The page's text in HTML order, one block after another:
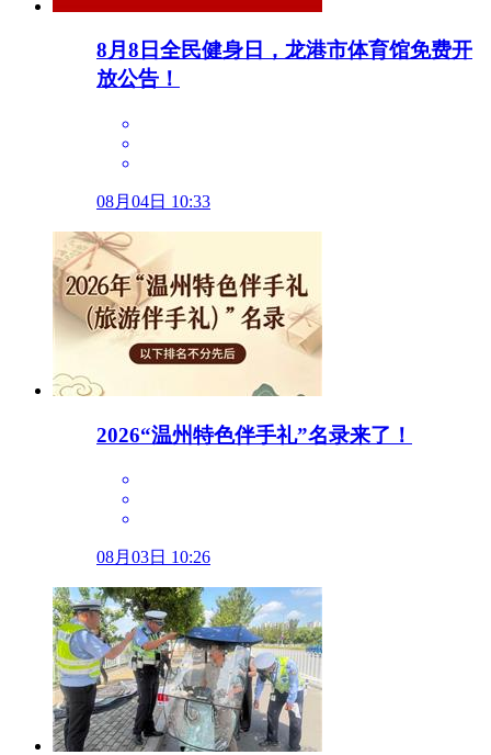
8月8日全民健身日，龙港市体育馆免费开
放公告！
08月04日 10:33
2026“温州特色伴手礼”名录来了！
08月03日 10:26